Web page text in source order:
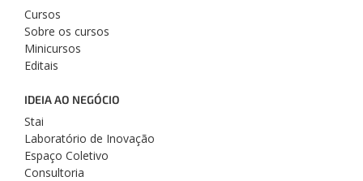
Cursos
Sobre os cursos
Minicursos
Editais
IDEIA AO NEGÓCIO
Stai
Laboratório de Inovação
Espaço Coletivo
Consultoria